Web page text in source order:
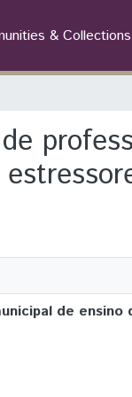
& Collections
de